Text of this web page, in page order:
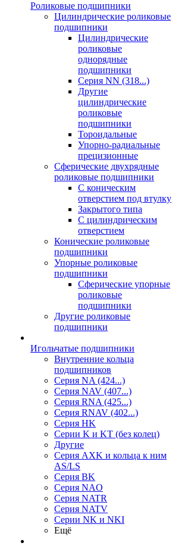
Роликовые подшипники
Цилиндрические роликовые
подшипники
Цилиндрические
роликовые
однорядные
подшипники
Серия NN (318...)
Другие
цилиндрические
роликовые
подшипники
Тороидальные
Упорно-радиальные
прецизионные
Сферические двухрядные
роликовые подшипники
С коническим
отверстием под втулку
Закрытого типа
С цилиндрическим
отверстием
Конические роликовые
подшипники
Упорные роликовые
подшипники
Сферические упорные
роликовые
подшипники
Другие роликовые
подшипники
Игольчатые подшипники
Внутренние кольца
подшипников
Серия NA (424...)
Серия NAV (407...)
Серия RNA (425...)
Серия RNAV (402...)
Серия HK
Серии K и KT (без колец)
Другие
Серия AXK и кольца к ним
AS/LS
Серия BK
Серия NAO
Серия NATR
Серия NATV
Серии NK и NKI
Ещё